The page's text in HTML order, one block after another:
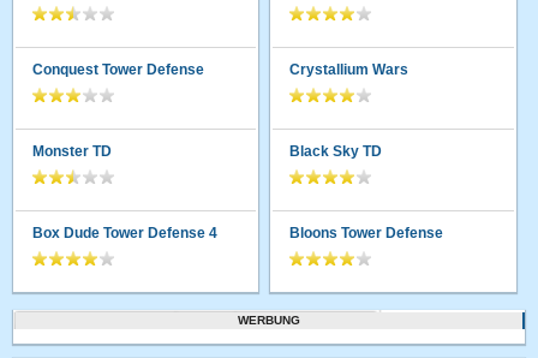
Conquest Tower Defense
Monster TD
Box Dude Tower Defense 4
Crystallium Wars
Black Sky TD
Bloons Tower Defense
WERBUNG